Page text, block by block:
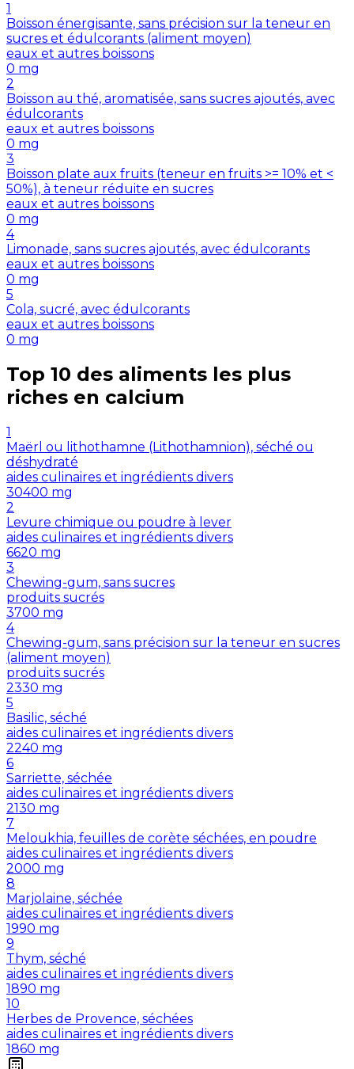
1
Boisson énergisante, sans précision sur la teneur en
sucres et édulcorants (aliment moyen)
eaux et autres boissons
0 mg
2
Boisson au thé, aromatisée, sans sucres ajoutés, avec
édulcorants
eaux et autres boissons
0 mg
3
Boisson plate aux fruits (teneur en fruits >= 10% et <
50%), à teneur réduite en sucres
eaux et autres boissons
0 mg
4
Limonade, sans sucres ajoutés, avec édulcorants
eaux et autres boissons
0 mg
5
Cola, sucré, avec édulcorants
eaux et autres boissons
0 mg
Top 10 des aliments les plus
riches en calcium
1
Maërl ou lithothamne (Lithothamnion), séché ou
déshydraté
aides culinaires et ingrédients divers
30400 mg
2
Levure chimique ou poudre à lever
aides culinaires et ingrédients divers
6620 mg
3
Chewing-gum, sans sucres
produits sucrés
3700 mg
4
Chewing-gum, sans précision sur la teneur en sucres
(aliment moyen)
produits sucrés
2330 mg
5
Basilic, séché
aides culinaires et ingrédients divers
2240 mg
6
Sarriette, séchée
aides culinaires et ingrédients divers
2130 mg
7
Meloukhia, feuilles de corète séchées, en poudre
aides culinaires et ingrédients divers
2000 mg
8
Marjolaine, séchée
aides culinaires et ingrédients divers
1990 mg
9
Thym, séché
aides culinaires et ingrédients divers
1890 mg
10
Herbes de Provence, séchées
aides culinaires et ingrédients divers
1860 mg